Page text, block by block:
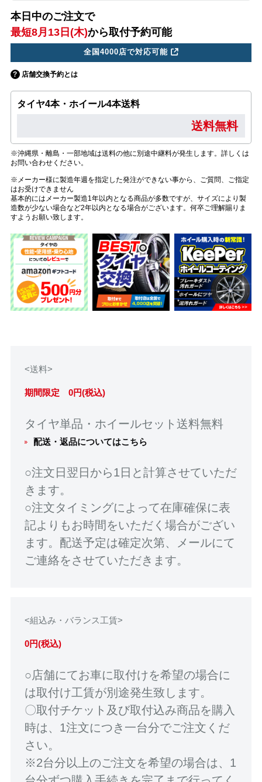
本日中のご注文で
最短8月13日(木)から取付予約可能
全国4000店で対応可能
店舗交換予約とは
タイヤ4本・ホイール4本送料
送料無料
※沖縄県・離島・一部地域は送料の他に別途中継料が発生します。詳しくは
お問い合わせください。
※メーカー様に製造年週を指定した発注ができない事から、ご質問、ご指定
はお受けできません
基本的にはメーカー製造1年以内となる商品が多数ですが、サイズにより製
造数が少ない場合など2年以内となる場合がございます。何卒ご理解賜りま
すようお願い致します。
<送料>
期間限定 0円(税込)
タイヤ単品・ホイールセット送料無料
配送・返品についてはこちら
○注文日翌日から1日と計算させていただ
きます。
○注文タイミングによって在庫確保に表
記よりもお時間をいただく場合がござい
ます。配送予定は確定次第、メールにて
ご連絡をさせていただきます。
<組込み・バランス工賃>
0円(税込)
○店舗にてお車に取付けを希望の場合に
は取付け工賃が別途発生致します。
〇取付チケット及び取付込み商品を購入
時は、1注文につき一台分でご注文くだ
さい。
※2台分以上のご注文を希望の場合は、1